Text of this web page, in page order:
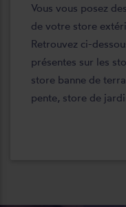
Vous vous posez
de votre store
Retrouvez ci-
présentes sur les
store banne de
pente, store de